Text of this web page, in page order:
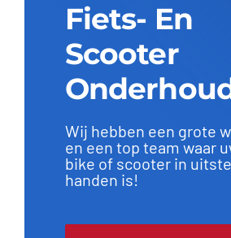
Fiets- En
Scooter
Wij hebben een grote
en een top team waar
bike of scooter in
handen is!